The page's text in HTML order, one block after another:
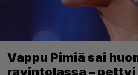
Vappu Pimiä sai
ravintolassa –